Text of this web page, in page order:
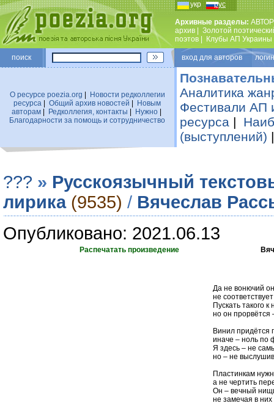
укр рус
Архивные разделы:
архив
Золотой
поэтов
Клубы АП Украины
поиск вход для авторов
О ресурсе poezia.org
Новости редколлегии
ресурса
Общий архив новостей
Новым
авторам| Редколлегия, контакты Нужно|
Благодарности за помощь и сотрудничество
Аналитика
Фестивали АП
ресурса |
(выступлений)
??? » Русскоязычный
лирика (9535) / Вячеслав
Опубликовано: 2021.06.13
Распечатать произведение
Да не вонючий
не
Пускать такого
но он прорвётся
Винил придётся
иначе – ноль по
Я здесь – не
но – не
Пластинкам
а не чертить
Он – вечный
не замечая в